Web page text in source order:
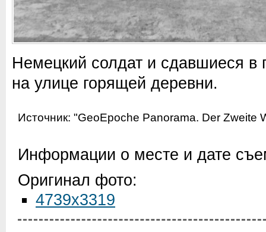
Немецкий солдат и сдавшиеся в
на улице горящей деревни.
Источник: "GeoEpoche Panorama. Der Zweite
Информации о месте и дате
Оригинал фото:
4739x3319